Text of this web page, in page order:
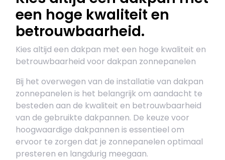
een hoge kwaliteit en
betrouwbaarheid.
Kies altijd een dakpan met een hoge kwaliteit en
betrouwbaarheid voor dakpan zonnepanelen
Bij het overwegen van de installatie van dakpan
zonnepanelen is het belangrijk om aandacht te
besteden aan de kwaliteit en betrouwbaarheid
van de gebruikte dakpannen. De keuze voor
hoogwaardige dakpannen is essentieel om
ervoor te zorgen dat je zonnepanelen optimaal
presteren en langdurig meegaan.